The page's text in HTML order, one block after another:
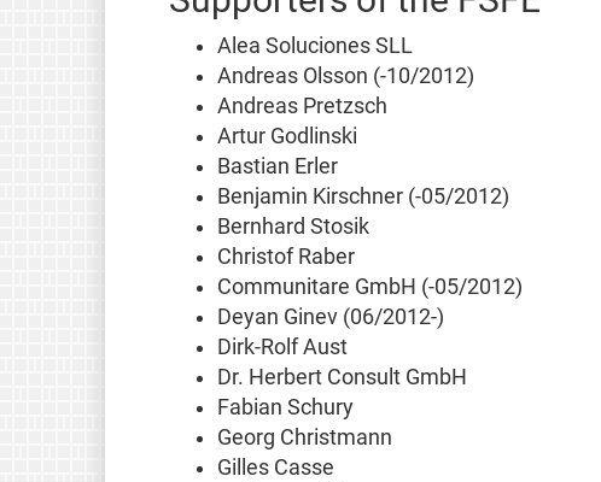
Alea Soluciones SLL
Andreas Olsson (-10/2012)
Andreas Pretzsch
Artur Godlinski
Bastian Erler
Benjamin Kirschner (-05/2012)
Bernhard Stosik
Christof Raber
Communitare GmbH (-05/2012)
Deyan Ginev (06/2012-)
Dirk-Rolf Aust
Dr. Herbert Consult GmbH
Fabian Schury
Georg Christmann
Gilles Casse